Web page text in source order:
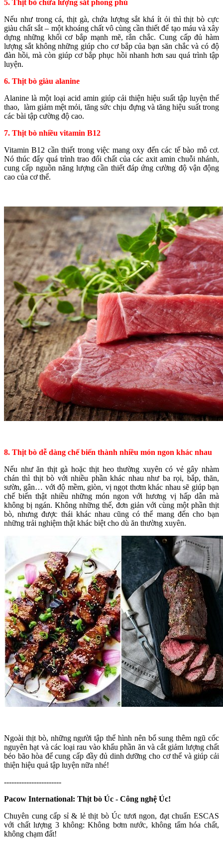
5. Thịt bò chứa lượng sắt phong phú
Nếu như trong cá, thịt gà, chứa lượng sắt khá ít ỏi thì thịt bò cực
giàu chất sắt – một khoáng chất vô cùng cần thiết để tạo máu và xây
dựng những khối cơ bắp mạnh mẽ, rắn chắc. Cung cấp đủ hàm
lượng sắt không những giúp cho cơ bắp của bạn săn chắc và có độ
đàn hồi, mà còn giúp cơ bắp phục hồi nhanh hơn sau quá trình tập
luyện.
6. Thịt bò giàu alanine
Alanine là một loại acid amin giúp cải thiện hiệu suất tập luyện thể
thao, làm giảm mệt mỏi, tăng sức chịu đựng và tăng hiệu suất trong
các bài tập cường độ cao.
7. Thịt bò nhiều vitamin B12
Vitamin B12 cần thiết trong việc mang oxy đến các tế bào mô cơ.
Nó thúc đẩy quá trình trao đổi chất của các axit amin chuỗi nhánh,
cung cấp nguồn năng lượng cần thiết đáp ứng cường độ vận động
cao của cơ thể.
8. Thịt bò dễ dàng chế biến thành nhiều món ngon khác nhau
Nếu như ăn thịt gà hoặc thịt heo thường xuyên có vẻ gây nhàm
chán thì thịt bò với nhiều phần khác nhau như ba rọi, bắp, thăn,
sườn, gân… với độ mềm, giòn, vị ngọt thơm khác nhau sẽ giúp bạn
chế biến thật nhiều những món ngon với hương vị hấp dẫn mà
không bị ngán. Không những thế, đơn giản với cùng một phần thịt
bò, nhưng được thái khác nhau cũng có thể mang đến cho bạn
những trải nghiệm thật khác biệt cho dù ăn thường xuyên.
Ngoài thịt bò, những người tập thể hình nên bổ sung thêm ngũ cốc
nguyên hạt và các loại rau vào khẩu phần ăn và cắt giảm lượng chất
béo bão hòa để cung cấp đầy đủ dinh dưỡng cho cơ thể và giúp cải
thiện hiệu quả tập luyện nữa nhé!
-----------------------
Pacow International: Thịt bò Úc - Công nghệ Úc!
Chuyên cung cấp sỉ & lẻ thịt bò Úc tươi ngon, đạt chuẩn ESCAS
với chất lượng 3 không: Không bơm nước, không tẩm hóa chất,
không chạm đất!